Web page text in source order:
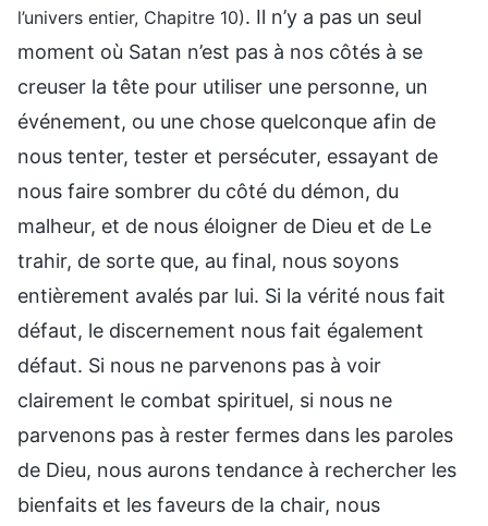
l’univers entier, Chapitre 10). Il n’y a pas un seul
moment où Satan n’est pas à nos côtés à se
creuser la tête pour utiliser une personne, un
événement, ou une chose quelconque afin de
nous tenter, tester et persécuter, essayant de
nous faire sombrer du côté du démon, du
malheur, et de nous éloigner de Dieu et de Le
trahir, de sorte que, au final, nous soyons
entièrement avalés par lui. Si la vérité nous fait
défaut, le discernement nous fait également
défaut. Si nous ne parvenons pas à voir
clairement le combat spirituel, si nous ne
parvenons pas à rester fermes dans les paroles
de Dieu, nous aurons tendance à rechercher les
bienfaits et les faveurs de la chair, nous